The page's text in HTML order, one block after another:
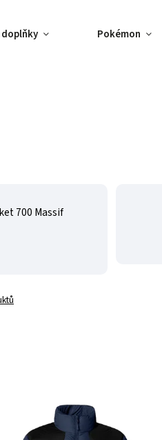
doplňky Pokémon
700 Massif